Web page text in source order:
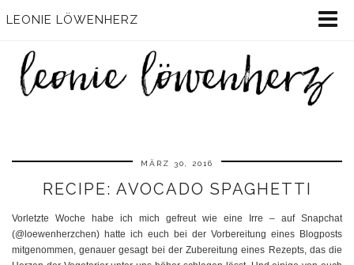
LEONIE LÖWENHERZ
MÄRZ 30, 2016
RECIPE: AVOCADO SPAGHETTI
Vorletzte Woche habe ich mich gefreut wie eine Irre – auf Snapchat
(@loewenherzchen) hatte ich euch bei der Vorbereitung eines Blogposts
mitgenommen, genauer gesagt bei der Zubereitung eines Rezepts, das die